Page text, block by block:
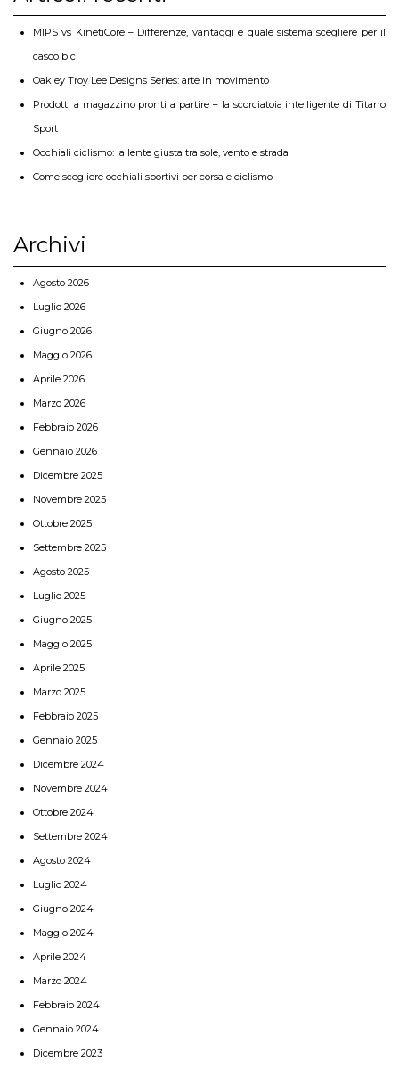
MIPS vs KinetiCore – Differenze, vantaggi e quale sistema scegliere per il
casco bici
Oakley Troy Lee Designs Series: arte in movimento
Prodotti a magazzino pronti a partire – la scorciatoia intelligente di Titano
Sport
Occhiali ciclismo: la lente giusta tra sole, vento e strada
Come scegliere occhiali sportivi per corsa e ciclismo
Archivi
Agosto 2026
Luglio 2026
Giugno 2026
Maggio 2026
Aprile 2026
Marzo 2026
Febbraio 2026
Gennaio 2026
Dicembre 2025
Novembre 2025
Ottobre 2025
Settembre 2025
Agosto 2025
Luglio 2025
Giugno 2025
Maggio 2025
Aprile 2025
Marzo 2025
Febbraio 2025
Gennaio 2025
Dicembre 2024
Novembre 2024
Ottobre 2024
Settembre 2024
Agosto 2024
Luglio 2024
Giugno 2024
Maggio 2024
Aprile 2024
Marzo 2024
Febbraio 2024
Gennaio 2024
Dicembre 2023